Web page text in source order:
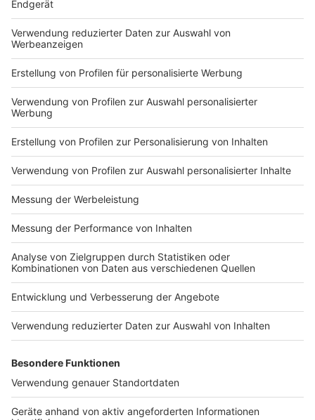
Anzeige
©Vasyl | AdobeStock_383268223
Anzeige
Fazit: Mit der richtigen Hunde-
Reiseapotheke entspannt in den Urlaub
Anzeige
Eine gut ausgestatteteHunde-Reiseapotheke
gehört zu jedemUrlaub mit Hunddazu. Sie hilft euch
Probleme schnell zu versorgen und sorgt für mehr
Sicherheit unterwegs. Je besser ihr vorbereitet seid,
desto entspannter könnt ihr eurenUrlaubgemeinsam
genießen.
Nehmt euch vor jederReiseeinige Minuten Zeit, um
eureHunde-Reiseapothekezu überprüfen, fehlende